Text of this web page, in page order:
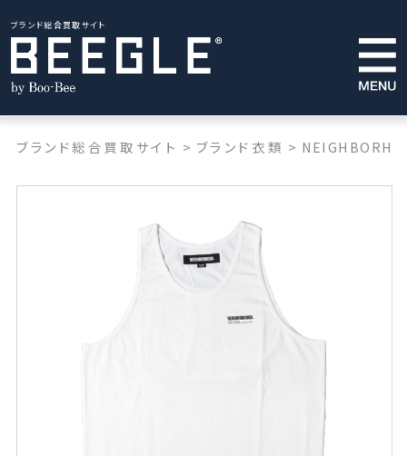
ブランド総合買取サイト
ブランド総合買取サイト > ブランド衣類 >